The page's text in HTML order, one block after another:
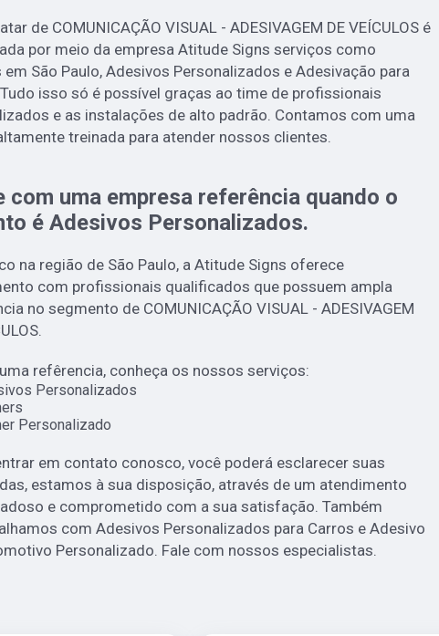
de COMUNICAÇÃO VISUAL - ADESIVAGEM DE VEÍCULOS é
por meio da empresa Atitude Signs serviços como
em São Paulo, Adesivos Personalizados e Adesivação para
isso só é possível graças ao time de profissionais
e as instalações de alto padrão. Contamos com uma
treinada para atender nossos clientes.
com uma empresa referência quando o
é Adesivos Personalizados.
na região de São Paulo, a Atitude Signs oferece
com profissionais qualificados que possuem ampla
no segmento de COMUNICAÇÃO VISUAL - ADESIVAGEM
refêrencia, conheça os nossos serviços:
Personalizados
Personalizado
em contato conosco, você poderá esclarecer suas
estamos à sua disposição, através de um atendimento
e comprometido com a sua satisfação. Também
com Adesivos Personalizados para Carros e Adesivo
Personalizado. Fale com nossos especialistas.